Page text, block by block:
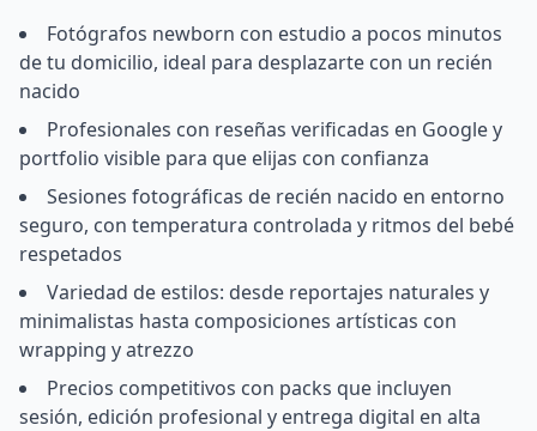
Fotógrafos newborn con estudio a pocos minutos
de tu domicilio, ideal para desplazarte con un recién
nacido
Profesionales con reseñas verificadas en Google y
portfolio visible para que elijas con confianza
Sesiones fotográficas de recién nacido en entorno
seguro, con temperatura controlada y ritmos del bebé
respetados
Variedad de estilos: desde reportajes naturales y
minimalistas hasta composiciones artísticas con
wrapping y atrezzo
Precios competitivos con packs que incluyen
sesión, edición profesional y entrega digital en alta